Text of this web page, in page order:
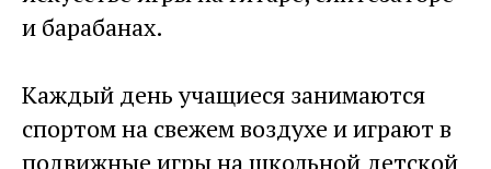
и барабанах.
Каждый день учащиеся занимаются
спортом на свежем воздухе и играют в
подвижные игры на школьной детской